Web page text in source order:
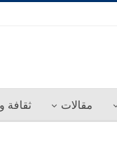
مقالات ثقافة